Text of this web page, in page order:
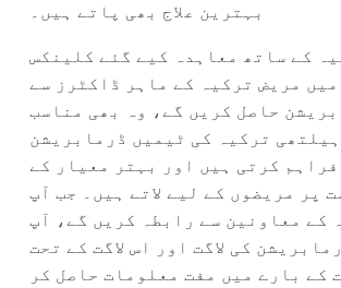
بہترین علاج بھی پاتے ہیں۔
کے ساتھ معاہدہ کیے گئے کلینکس
مریض ترکیہ کے ماہر ڈاکٹرز سے
حاصل کریں گے، وہ بھی مناسب
ترکیہ کی ٹیمیں ڈرمابریشن
کرتی ہیں اور بہتر معیار کے
پر مریضوں کے لیے لاتے ہیں۔ جب آپ
کے معاونین سے رابطہ کریں گے، آپ
کی لاگت اور اس لاگت کے تحت
کے بارے میں مفت معلومات حاصل کر